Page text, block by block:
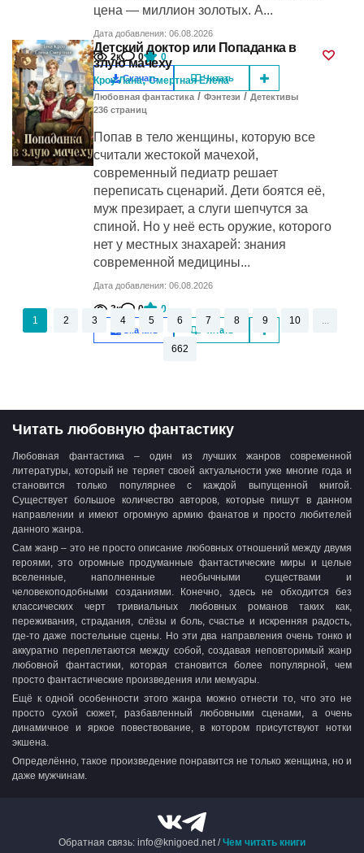
цена — миллион золотых. А...
Дата добавления: 06.08.2026
2к 0 0
Скачать Читать
Детский доктор или Попаданка в
злую мачеху
Кроу Лана,Смертная Елена
Любовная фантастика / Фэнтези / Детективы
236 cтраниц
Попав в тело женщины, которую все
считали жестокой мачехой,
современный педиатр решает
переписать сценарий. Дети боятся её,
муж презирает, а слуги шепчутся за
спиной. Но у неё есть оружие, которого
нет у местных знахарей: знания
современной медицины...
Дата добавления: 06.08.2026
3к 0 0
Скачать Читать
1 2 3 4 5 6 7 8 9 10 ...
662
Читать любовную фантастику
Любовная фантастика – один из лучших жанров современной
литературы, который не теряет своей актуальности уже многие года и
становится только популярнее с каждой выпущенной книгой.
Существует большое количество авторов, которые пишут в данном
направлении и имеют огромную армию фанатов и просто любителей
данного жанра.
Сам жанр – это не просто описание любовных отношений между двумя
героями, это огромные продуманные фантастические миры и целые
вселенные, наполненные необычными существами и
человекоподобными созданиями. Конечно, здесь не обходится без
классических черт тривиальных любовных романов таких как,
переживания, страдания, слёзы и боль, счастье и искренняя радость,
где-то даже постельные сцены. Но эти два направления очень тонко и
аккуратно переплетаются между собой, создавая неповторимый жанр
любовной фантастики, которая становится более популярной, чем
просто фантастические произведения или мемуары.
Ещё к одной особенности этого жанра можно отнести то, что это не
просто сухой сюжет, разбавленный любовными сценами, а очень
динамичное и яркое повествование, в котором присутствуют нотки
экшена.
Определённо, такое произведение понравится не только женщина, но и
даже мужчинам.
Обратная связь: info@knigoed.net /Чем читать книги